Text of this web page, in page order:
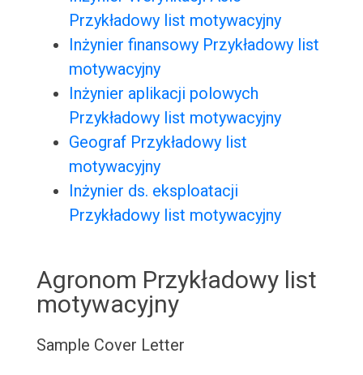
Przykładowy list motywacyjny
Inżynier finansowy Przykładowy list
motywacyjny
Inżynier aplikacji polowych
Przykładowy list motywacyjny
Geograf Przykładowy list
motywacyjny
Inżynier ds. eksploatacji
Przykładowy list motywacyjny
Agronom Przykładowy list
motywacyjny
Sample Cover Letter